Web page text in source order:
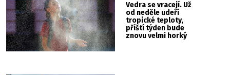
Vedra se vracejí. Už
od neděle udeří
tropické teploty,
příští týden bude
znovu velmi horký